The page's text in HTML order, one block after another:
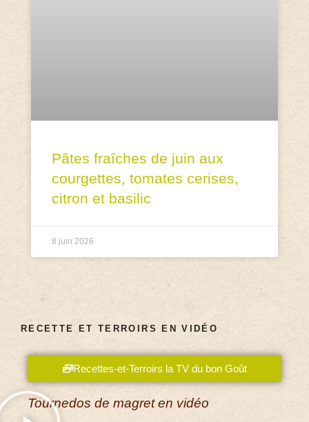
Pâtes fraîches de juin aux
courgettes, tomates cerises,
citron et basilic
8 juin 2026
RECETTE ET TERROIRS EN VIDÉO
Recettes-et-Terroirs la TV du bon Goût
Tournedos de magret en vidéo